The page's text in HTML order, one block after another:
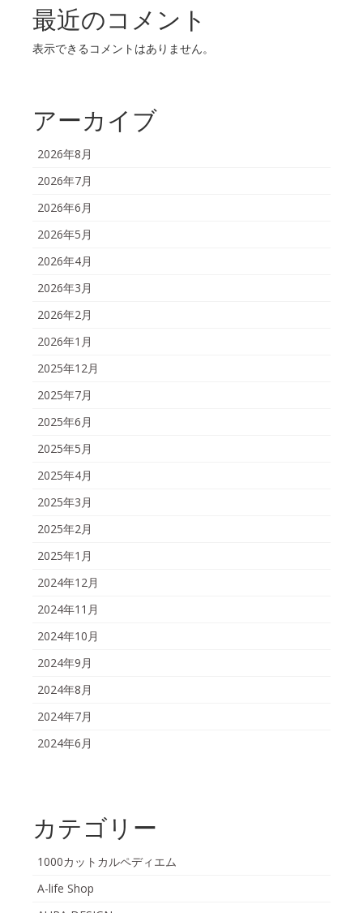
最近のコメント
表示できるコメントはありません。
アーカイブ
2026年8月
2026年7月
2026年6月
2026年5月
2026年4月
2026年3月
2026年2月
2026年1月
2025年12月
2025年7月
2025年6月
2025年5月
2025年4月
2025年3月
2025年2月
2025年1月
2024年12月
2024年11月
2024年10月
2024年9月
2024年8月
2024年7月
2024年6月
カテゴリー
1000カットカルペディエム
A-life Shop